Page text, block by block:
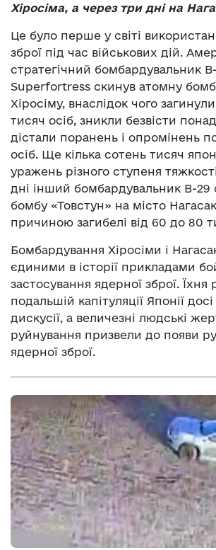
Хіросіма, а через три дні на
Це було перше у світі
зброї під час військових дій.
стратегічний бомбардувальник
Superfortress скинув атомну
Хіросіму, внаслідок чого
тисяч осіб, зникли безвісти
дістали поранень і опромінень
осіб. Ще кілька сотень тисяч
уражень різного ступеня
дні інший бомбардувальник B-29
бомбу «Товстун» на місто
причиною загибелі від 60 до 80
Бомбардування Хіросіми і
єдиними в історії прикладами
застосування ядерної зброї. Їхня
подальшій капітуляції Японії
дискусії, а величезні людські
руйнування призвели до появи
ядерної зброї.